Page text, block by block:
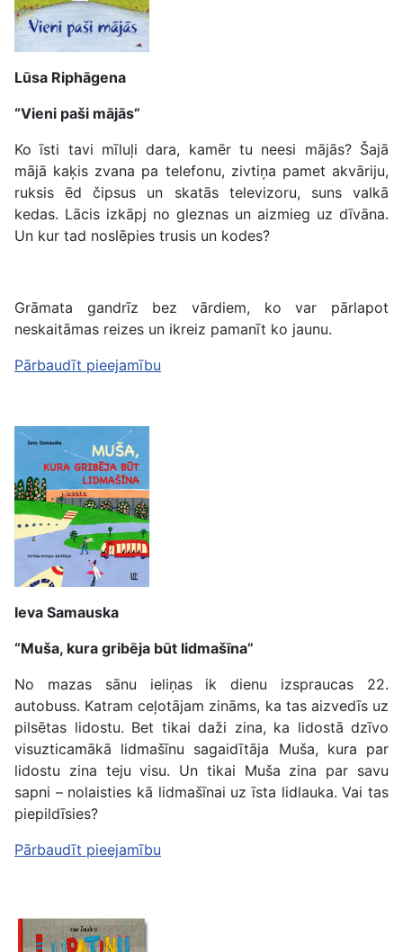
Lūsa Riphāgena
“Vieni paši mājās”
Ko īsti tavi mīluļi dara, kamēr tu neesi mājās? Šajā
mājā kaķis zvana pa telefonu, zivtiņa pamet akvāriju,
ruksis ēd čipsus un skatās televizoru, suns valkā
kedas. Lācis izkāpj no gleznas un aizmieg uz dīvāna.
Un kur tad noslēpies trusis un kodes?
Grāmata gandrīz bez vārdiem, ko var pārlapot
neskaitāmas reizes un ikreiz pamanīt ko jaunu.
Pārbaudīt pieejamību
Ieva Samauska
“Muša, kura gribēja būt lidmašīna”
No mazas sānu ieliņas ik dienu izspraucas 22.
autobuss. Katram ceļotājam zināms, ka tas aizvedīs uz
pilsētas lidostu. Bet tikai daži zina, ka lidostā dzīvo
visuzticamākā lidmašīnu sagaidītāja Muša, kura par
lidostu zina teju visu. Un tikai Muša zina par savu
sapni – nolaisties kā lidmašīnai uz īsta lidlauka. Vai tas
piepildīsies?
Pārbaudīt pieejamību